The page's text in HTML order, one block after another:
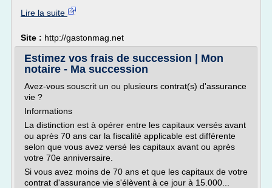
Lire la suite
Site : http://gastonmag.net
Estimez vos frais de succession | Mon
notaire - Ma succession
Avez-vous souscrit un ou plusieurs contrat(s) d'assurance
vie ?
Informations
La distinction est à opérer entre les capitaux versés avant
ou après 70 ans car la fiscalité applicable est différente
selon que vous avez versé les capitaux avant ou après
votre 70e anniversaire.
Si vous avez moins de 70 ans et que les capitaux de votre
contrat d'assurance vie s'élèvent à ce jour à 15.000...